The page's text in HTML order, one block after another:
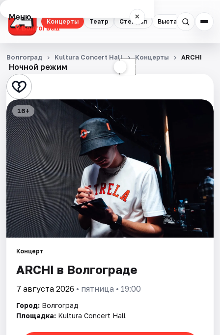
Концерты Театр Стендап Выставки
Меню ×
Волгоград
Концерты
Театр
Стендап
Выставки
Квесты
Экскурсии
Спорт
События
Площадки
Артисты
Рейтинги
Ночной режим ☾
Волгоград Kultura Concert Hall Концерты ARCHI
16+
Концерт
ARCHI в Волгограде
7 августа 2026 • пятница • 19:00
Город: Волгоград
Площадка: Kultura Concert Hall